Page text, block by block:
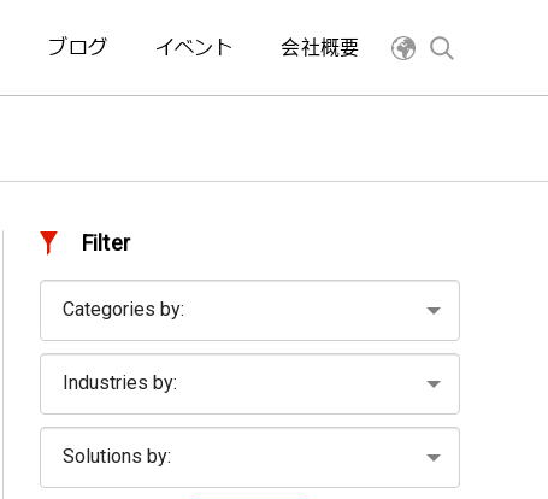
ブログ イベント 会社概要
Filter